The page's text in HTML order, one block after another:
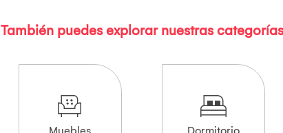
También puedes explorar nuestras categorías